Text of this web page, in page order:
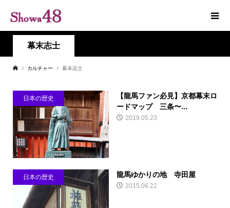
幕末志士
カルチャー 幕末志士
日本の歴史
【龍馬ファン必見】京都幕末ロ
ードマップ 三条〜...
2019.05.23
日本の歴史 龍馬ゆかりの地 寺田屋
2015.06.22